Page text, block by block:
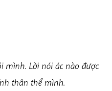
mình. Lời nói ác nàođược
thân thể mình.